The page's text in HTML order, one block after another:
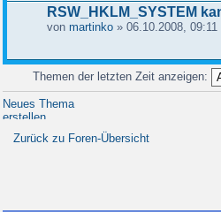
RSW_HKLM_SYSTEM
von martinko» 06.10.2008, 09:11
Themen der letzten Zeit anzeigen:
Neues Thema
erstellen
Zurück zu Foren-Übersicht